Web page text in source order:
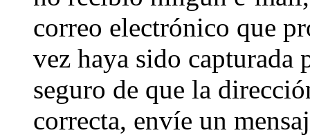
correo electrónico que
vez haya sido capturada
seguro de que la
correcta, envíe un